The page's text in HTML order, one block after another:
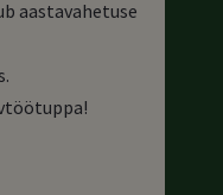
aastavahetuse